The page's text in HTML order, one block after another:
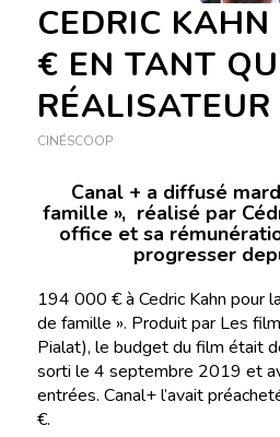
CEDRIC
€ EN TANT
RÉALISATEUR
CINÉSCOOP
Canal + a diffusé
famille », réalisé par
office et sa
progresser
194 000 € à Cedric Kahn pour
de famille ». Produit par Les
Pialat), le budget du film était
sorti le 4 septembre 2019 et
entrées. Canal+ l’avait
€.